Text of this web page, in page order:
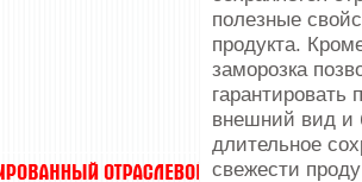
полезные
продукта.
заморозка
гарантировать
внешний вид и
длительное
свежести